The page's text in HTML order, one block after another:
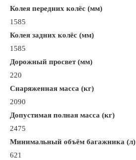
Колея передних колёс (мм)
1585
Колея задних колёс (мм)
1585
Дорожный просвет (мм)
220
Снаряженная масса (кг)
2090
Допустимая полная масса (кг)
2475
Минимальный объём багажника (л)
621